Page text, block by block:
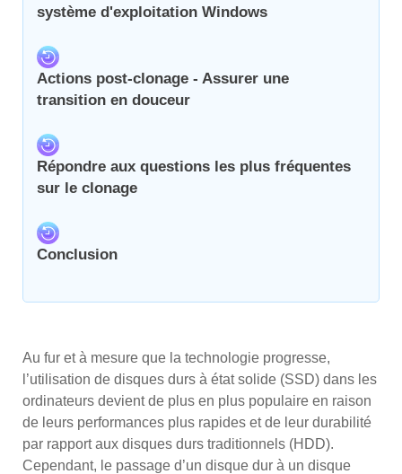
système d'exploitation Windows
Actions post-clonage - Assurer une
transition en douceur
Répondre aux questions les plus fréquentes
sur le clonage
Conclusion
Au fur et à mesure que la technologie progresse,
l’utilisation de disques durs à état solide (SSD) dans les
ordinateurs devient de plus en plus populaire en raison
de leurs performances plus rapides et de leur durabilité
par rapport aux disques durs traditionnels (HDD).
Cependant, le passage d’un disque dur à un disque